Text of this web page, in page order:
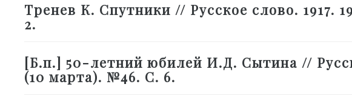
Тренев К. Спутники // Русское слово. 1917.
2.
[Б.п.] 50-летний юбилей И.Д. Сытина //
(10 марта). №46. С. 6.